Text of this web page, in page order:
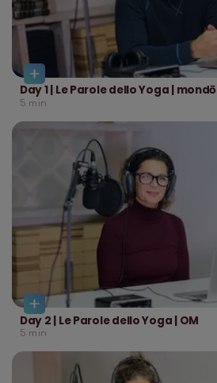
Day 1 | Le Parole dello Yoga | mondō
5 min
Day 2 | Le Parole dello Yoga | OM
5 min